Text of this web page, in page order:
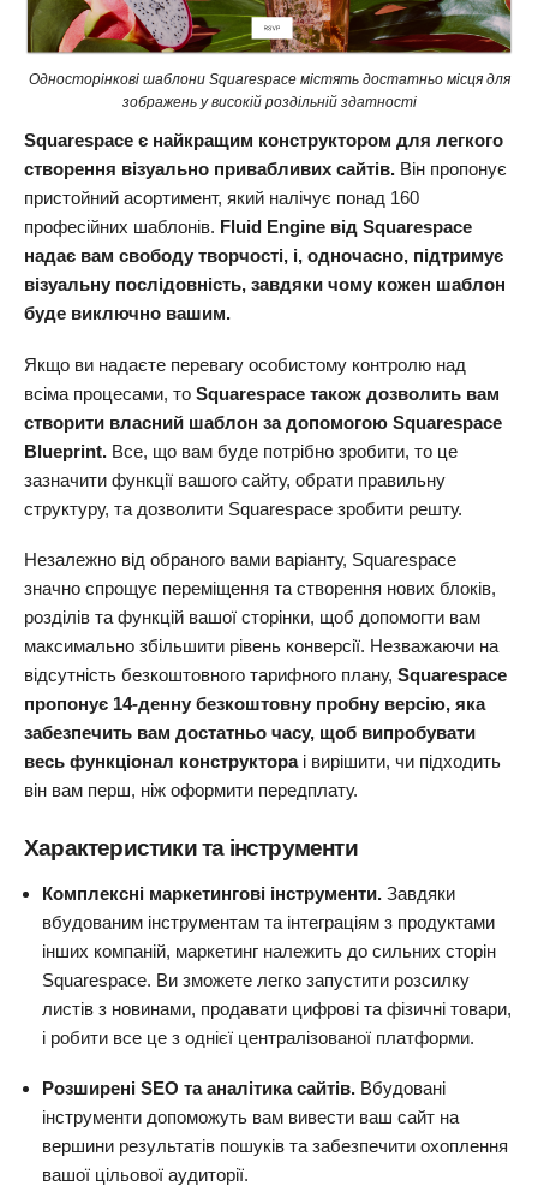
Односторінкові шаблони Squarespace містять достатньо місця для
зображень у високій роздільній здатності
Squarespace є найкращим конструктором для легкого
створення візуально привабливих сайтів. Він пропонує
пристойний асортимент, який налічує понад 160
професійних шаблонів. Fluid Engine від Squarespace
надає вам свободу творчості, і, одночасно, підтримує
візуальну послідовність, завдяки чому кожен шаблон
буде виключно вашим.
Якщо ви надаєте перевагу особистому контролю над
всіма процесами, то Squarespace також дозволить вам
створити власний шаблон за допомогою Squarespace
Blueprint. Все, що вам буде потрібно зробити, то це
зазначити функції вашого сайту, обрати правильну
структуру, та дозволити Squarespace зробити решту.
Незалежно від обраного вами варіанту, Squarespace
значно спрощує переміщення та створення нових блоків,
розділів та функцій вашої сторінки, щоб допомогти вам
максимально збільшити рівень конверсії. Незважаючи на
відсутність безкоштовного тарифного плану, Squarespace
пропонує 14-денну безкоштовну пробну версію, яка
забезпечить вам достатньо часу, щоб випробувати
весь функціонал конструктораі вирішити, чи підходить
він вам перш, ніж оформити передплату.
Характеристики та інструменти
Комплексні маркетингові інструменти. Завдяки
вбудованим інструментам та інтеграціям з продуктами
інших компаній, маркетинг належить до сильних сторін
Squarespace. Ви зможете легко запустити розсилку
листів з новинами, продавати цифрові та фізичні товари,
і робити все це з однієї централізованої платформи.
Розширені SEO та аналітика сайтів. Вбудовані
інструменти допоможуть вам вивести ваш сайт на
вершини результатів пошуків та забезпечити охоплення
вашої цільової аудиторії.